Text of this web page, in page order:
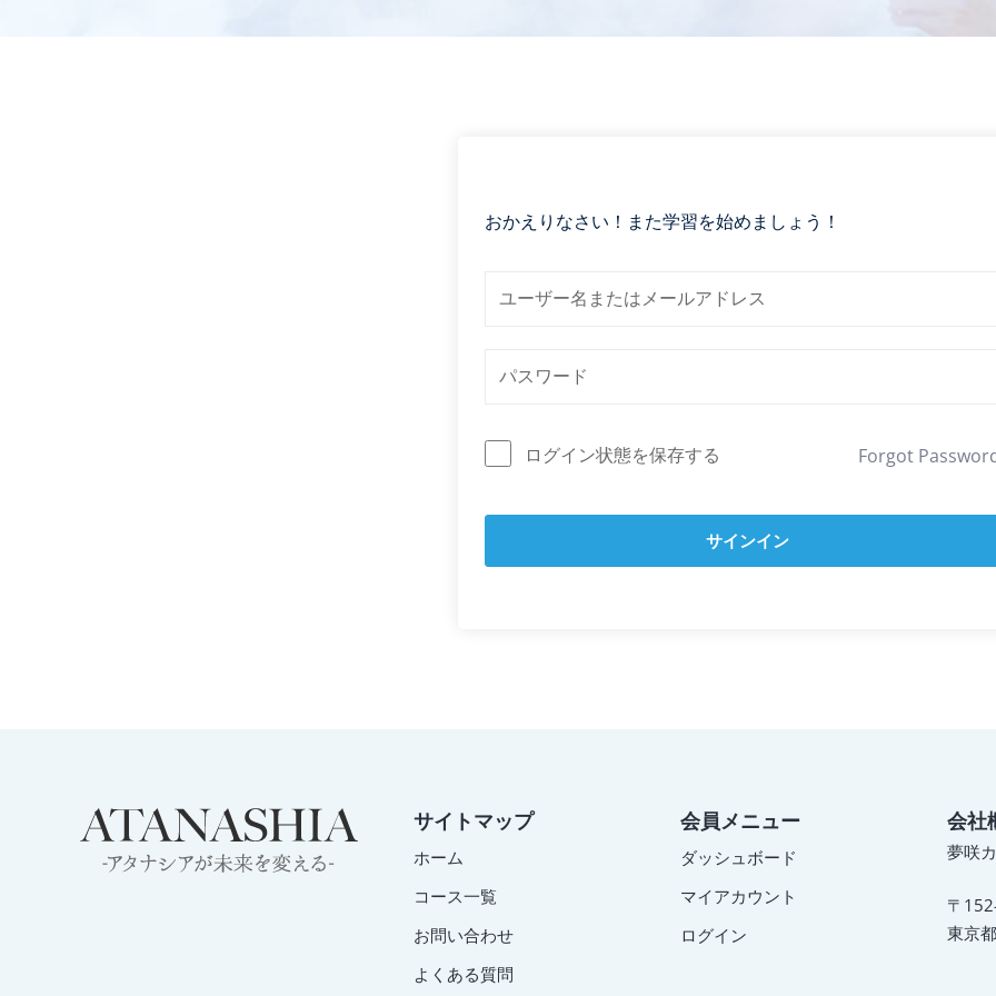
おかえりなさい！また学習を始めましょう！
ログイン状態を保存する Forgot
サインイン
サイトマップ
ホーム
コース一覧
お問い合わせ
よくある質問
会員メニュー
ダッシュボード
マイアカウント
ログイン
会社
夢咲
〒
東京